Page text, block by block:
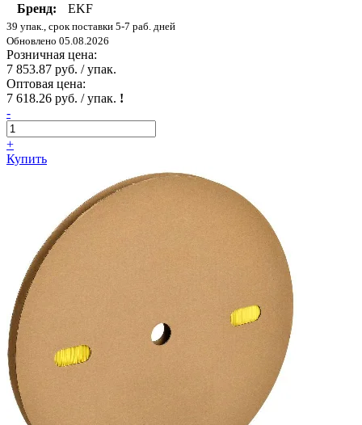
Бренд:
EKF
39 упак., срок поставки 5-7 раб. дней
Обновлено 05.08.2026
Розничная цена:
7 853.87 руб. / упак.
Оптовая цена:
7 618.26 руб. / упак. !
-
+
Купить